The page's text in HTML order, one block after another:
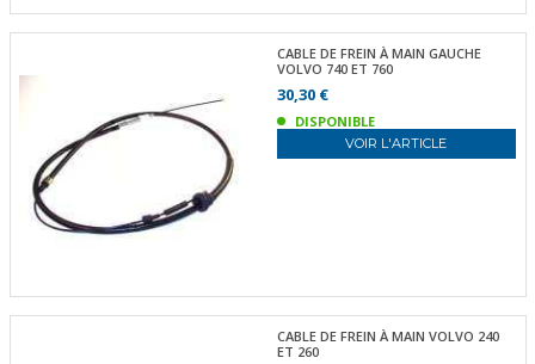
CABLE DE FREIN À MAIN GAUCHE
VOLVO 740 ET 760
30,30 €
DISPONIBLE
VOIR L'ARTICLE
CABLE DE FREIN À MAIN VOLVO 240
ET 260